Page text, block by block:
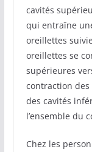
cavités
qui entraîne
oreillettes
oreillettes se
supérieures
contraction
des cavités
l’ensemble du
Chez les